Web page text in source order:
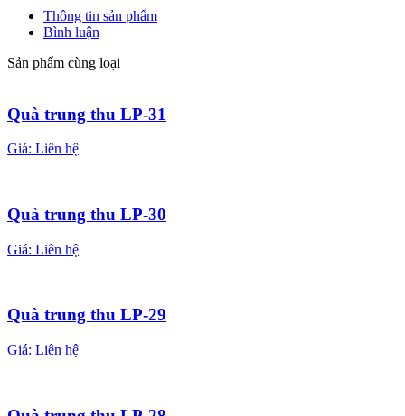
Thông tin sản phẩm
Bình luận
Sản phẩm cùng loại
Quà trung thu LP-31
Giá: Liên hệ
Quà trung thu LP-30
Giá: Liên hệ
Quà trung thu LP-29
Giá: Liên hệ